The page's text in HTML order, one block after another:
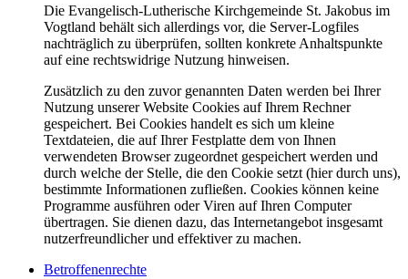
Die Evangelisch-Lutherische Kirchgemeinde St. Jakobus im
Vogtland behält sich allerdings vor, die Server-Logfiles
nachträglich zu überprüfen, sollten konkrete Anhaltspunkte
auf eine rechtswidrige Nutzung hinweisen.
Zusätzlich zu den zuvor genannten Daten werden bei Ihrer
Nutzung unserer Website Cookies auf Ihrem Rechner
gespeichert. Bei Cookies handelt es sich um kleine
Textdateien, die auf Ihrer Festplatte dem von Ihnen
verwendeten Browser zugeordnet gespeichert werden und
durch welche der Stelle, die den Cookie setzt (hier durch uns),
bestimmte Informationen zufließen. Cookies können keine
Programme ausführen oder Viren auf Ihren Computer
übertragen. Sie dienen dazu, das Internetangebot insgesamt
nutzerfreundlicher und effektiver zu machen.
Betroffenenrechte